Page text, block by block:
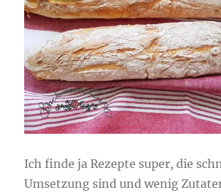
Ich finde ja Rezepte super, die
Umsetzung sind und wenig